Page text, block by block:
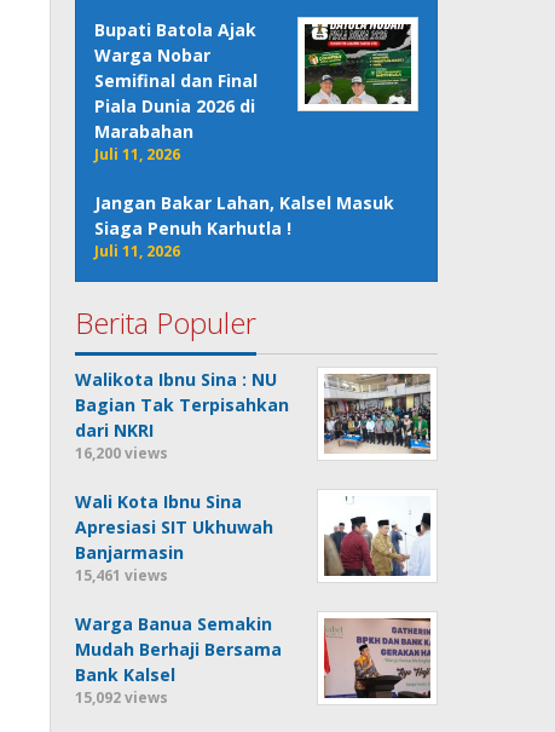
Bupati Batola Ajak
Warga Nobar
Semifinal dan Final
Piala Dunia 2026 di
Marabahan
Juli 11, 2026
Jangan Bakar Lahan, Kalsel Masuk
Siaga Penuh Karhutla !
Juli 11, 2026
Berita Populer
Walikota Ibnu Sina : NU
Bagian Tak Terpisahkan
dari NKRI
16,200 views
Wali Kota Ibnu Sina
Apresiasi SIT Ukhuwah
Banjarmasin
15,461 views
Warga Banua Semakin
Mudah Berhaji Bersama
Bank Kalsel
15,092 views